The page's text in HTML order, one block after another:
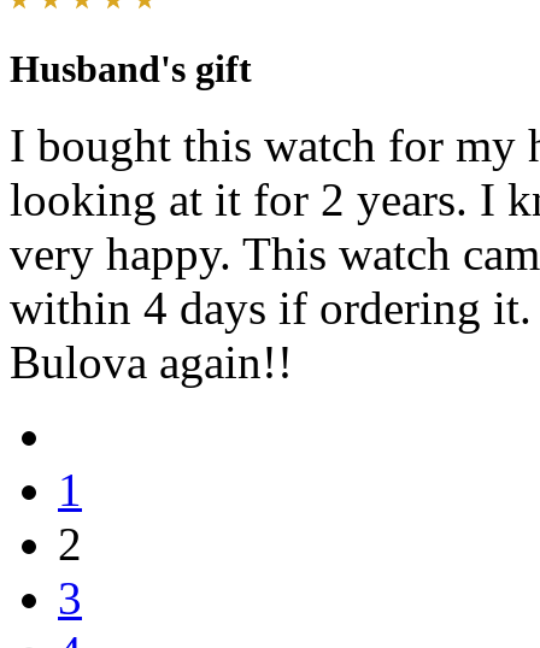
Husband's gift
I bought this watch for my
looking at it for 2 years. I
very happy. This watch
within 4 days if ordering
Bulova again!!
1
2
3